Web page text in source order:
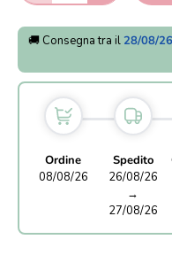
🚚 Consegna tra il 28/08/26
Ordine
08/08/26
Spedito
26/08/26
→
27/08/26